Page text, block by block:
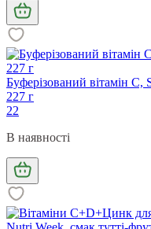
Буферізований вітамін
227 г
22
В наявності